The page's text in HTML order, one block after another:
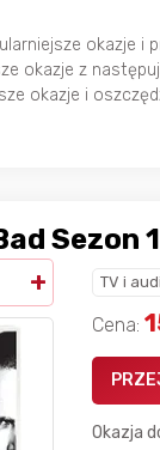
okazje i
okazje z
okazje i
Sezon
+ TV i
Cena:
Okazja
temu
godzin temu
godzin temu